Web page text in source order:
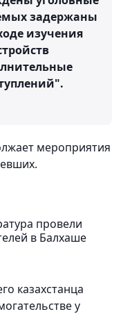
задержаны
изучения
мероприятия
провели
в Балхаше
казахстанца
у